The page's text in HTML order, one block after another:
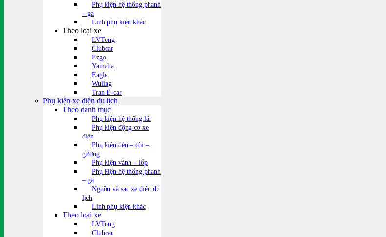
Phụ kiện hệ thống phanh
– ga
Linh phụ kiện khác
Theo loại xe
LVTong
Clubcar
Ezgo
Yamaha
Eagle
Wuling
Tran E-car
Phụ kiện xe điện du lịch
Theo danh mục
Phụ kiện hệ thống lái
Phụ kiện động cơ xe
điện
Phụ kiện đèn – còi –
gương
Phụ kiện vành – lốp
Phụ kiện hệ thống phanh
– ga
Nguồn và sạc xe điện du
lịch
Linh phụ kiện khác
Theo loại xe
LVTong
Clubcar